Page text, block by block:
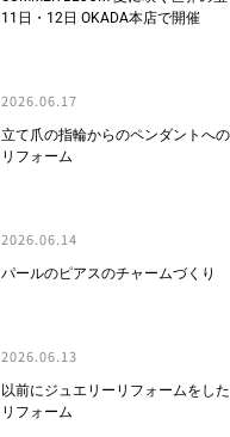
11日・12日 OKADA本店で開催
2026.06.17
立て爪の指輪からのペンダントへ
リフォーム
2026.06.14
パールのピアスのチャームづくり
2026.06.13
以前にジュエリーリフォームをし
リフォーム